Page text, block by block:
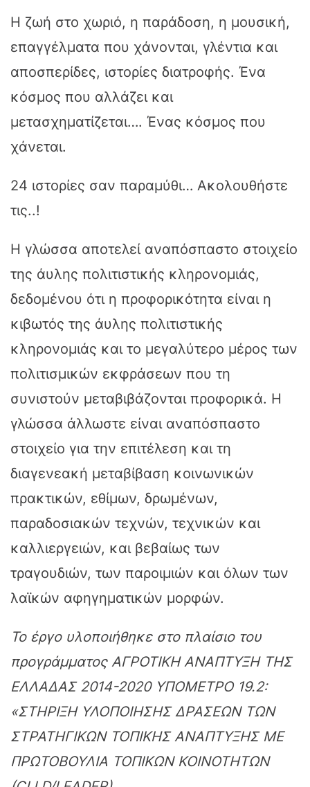
Η ζωή στο χωριό, η παράδοση, η μουσική,
επαγγέλματα που χάνονται, γλέντια και
αποσπερίδες, ιστορίες διατροφής. Ένα
κόσμος που αλλάζει και
μετασχηματίζεται…. Ένας κόσμος που
χάνεται.
24 ιστορίες σαν παραμύθι… Ακολουθήστε
τις..!
Η γλώσσα αποτελεί αναπόσπαστο στοιχείο
της άυλης πολιτιστικής κληρονομιάς,
δεδομένου ότι η προφορικότητα είναι η
κιβωτός της άυλης πολιτιστικής
κληρονομιάς και το μεγαλύτερο μέρος των
πολιτισμικών εκφράσεων που τη
συνιστούν μεταβιβάζονται προφορικά. Η
γλώσσα άλλωστε είναι αναπόσπαστο
στοιχείο για την επιτέλεση και τη
διαγενεακή μεταβίβαση κοινωνικών
πρακτικών, εθίμων, δρωμένων,
παραδοσιακών τεχνών, τεχνικών και
καλλιεργειών, και βεβαίως των
τραγουδιών, των παροιμιών και όλων των
λαϊκών αφηγηματικών μορφών.
Το έργο υλοποιήθηκε στο πλαίσιο του
προγράμματος ΑΓΡΟΤΙΚΗ ΑΝΑΠΤΥΞΗ ΤΗΣ
ΕΛΛΑΔΑΣ 2014-2020 ΥΠΟΜΕΤΡΟ 19.2:
«ΣΤΗΡΙΞΗ ΥΛΟΠΟΙΗΣΗΣ ΔΡΑΣΕΩΝ ΤΩΝ
ΣΤΡΑΤΗΓΙΚΩΝ ΤΟΠΙΚΗΣ ΑΝΑΠΤΥΞΗΣ ΜΕ
ΠΡΩΤΟΒΟΥΛΙΑ ΤΟΠΙΚΩΝ ΚΟΙΝΟΤΗΤΩΝ